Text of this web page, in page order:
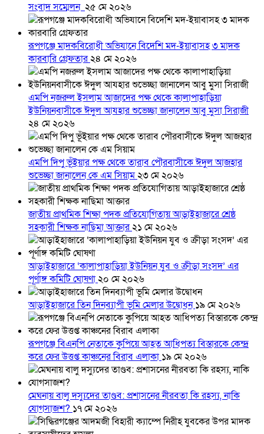
সংবাদ সম্মেলন ‎ ২৫ মে ২০২৬
রূপগঞ্জে মাদকবিরোধী অভিযানে বিদেশি মদ-ইয়াবাসহ ৩ মাদক
কারবারি গ্রেফতার২৪ মে ২০২৬
এমপি নজরুল ইসলাম আজাদের পক্ষ থেকে কালাপাহাড়িয়া
ইউনিয়নবাসীকে ঈদুল আযহার শুভেচ্ছা জানালেন আবু মুসা সিরাজী
২৪ মে ২০২৬
এমপি দিপু ভূঁইয়ার পক্ষ থেকে তারাব পৌরবাসীকে ঈদুল আজহার
শুভেচ্ছা জানালেন কে এম সিয়াম২৩ মে ২০২৬
জাতীয় প্রাথমিক শিক্ষা পদক প্রতিযোগিতায় আড়াইহাজারে শ্রেষ্ঠ
সহকারী শিক্ষক নাছিমা আক্তার২১ মে ২০২৬
আড়াইহাজারে ‘কালাপাহাড়িয়া ইউনিয়ন যুব ও ক্রীড়া সংসদ’ এর
পূর্ণাঙ্গ কমিটি ঘোষণা২০ মে ২০২৬
আড়াইহাজারে তিন দিনব্যাপী ভূমি মেলার উদ্বোধন১৯ মে ২০২৬
রূপগঞ্জে বিএনপি নেতাকে কুপিয়ে আহত আধিপত্য বিস্তারকে কেন্দ্র
করে ফের উত্তপ্ত কাঞ্চনের বিরাব এলাকা ১৯ মে ২০২৬
মেঘনায় বালু দস্যুদের তাণ্ডব: প্রশাসনের নীরবতা কি রহস্য, নাকি
যোগসাজশ? ১৭ মে ২০২৬